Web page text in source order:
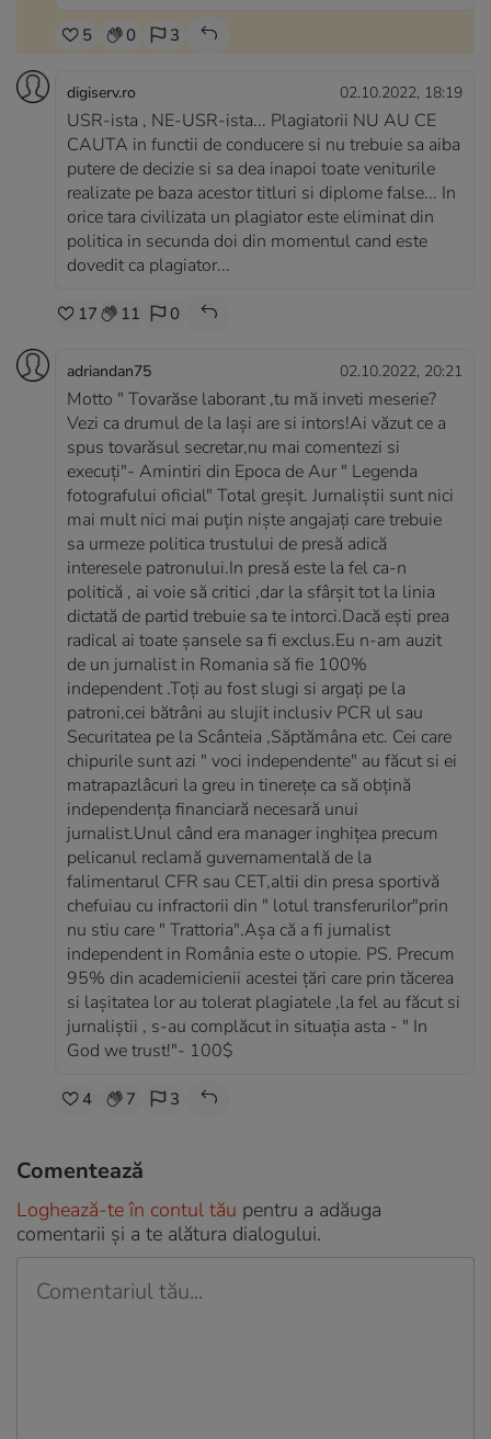
5 0 3
digiserv.ro 02.10.2022, 18:19
USR-ista , NE-USR-ista... Plagiatorii NU AU CE
CAUTA in functii de conducere si nu trebuie sa aiba
putere de decizie si sa dea inapoi toate veniturile
realizate pe baza acestor titluri si diplome false... In
orice tara civilizata un plagiator este eliminat din
politica in secunda doi din momentul cand este
dovedit ca plagiator...
17 11 0
adriandan75 02.10.2022, 20:21
Motto " Tovarăse laborant ,tu mă inveti meserie?
Vezi ca drumul de la Iași are si intors!Ai văzut ce a
spus tovarăsul secretar,nu mai comentezi si
execuți"- Amintiri din Epoca de Aur " Legenda
fotografului oficial" Total greșit. Jurnaliștii sunt nici
mai mult nici mai puțin niște angajați care trebuie
sa urmeze politica trustului de presă adică
interesele patronului.In presă este la fel ca-n
politică , ai voie să critici ,dar la sfârșit tot la linia
dictată de partid trebuie sa te intorci.Dacă ești prea
radical ai toate șansele sa fi exclus.Eu n-am auzit
de un jurnalist in Romania să fie 100%
independent .Toți au fost slugi si argați pe la
patroni,cei bătrâni au slujit inclusiv PCR ul sau
Securitatea pe la Scânteia ,Săptămâna etc. Cei care
chipurile sunt azi " voci independente" au făcut si ei
matrapazlâcuri la greu in tinerețe ca să obțină
independența financiară necesară unui
jurnalist.Unul când era manager inghițea precum
pelicanul reclamă guvernamentală de la
falimentarul CFR sau CET,altii din presa sportivă
chefuiau cu infractorii din " lotul transferurilor"prin
nu stiu care " Trattoria".Așa că a fi jurnalist
independent in România este o utopie. PS. Precum
95% din academicienii acestei țări care prin tăcerea
si lașitatea lor au tolerat plagiatele ,la fel au făcut si
jurnaliștii , s-au complăcut in situația asta - " In
God we trust!"- 100$
4 7 3
Comentează
Loghează-te în contul tău pentru a adăuga
comentarii și a te alătura dialogului.